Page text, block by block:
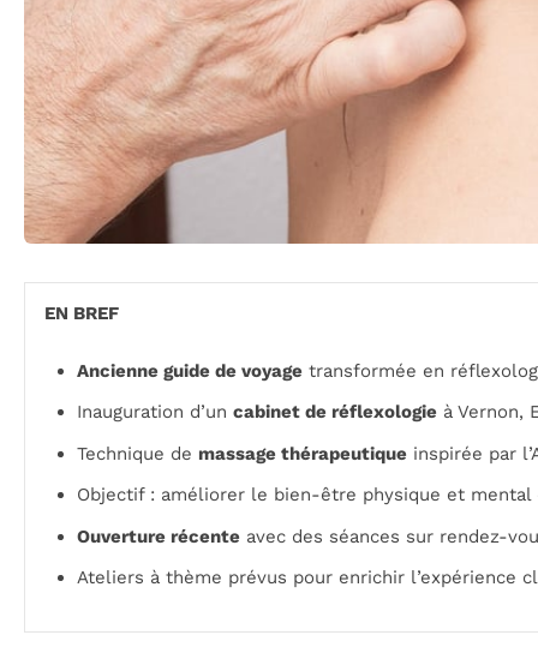
EN BREF
Ancienne guide de voyage transformée en
Inauguration d’un cabinet de réflexologie à Vernon,
Technique de massage thérapeutique inspirée par
Objectif : améliorer le bien-être physique et mental
Ouverture récente avec des séances sur rendez-
Ateliers à thème prévus pour enrichir l’expérience